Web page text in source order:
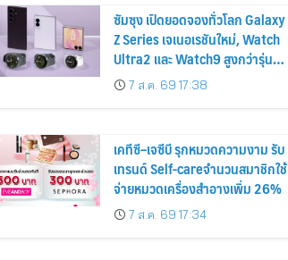
ซัมซุง เปิดยอดจองทั่วโลก Galaxy
Z Series เจเนอเรชันใหม่, Watch
Ultra2 และ Watch9 สูงกว่ารุ่น
ก่อนหน้ากว่า 30%
7 ส.ค. 69 17:38
เคทีซี–เจซีบี รุกหมวดความงาม รับ
เทรนด์ Self-careจำนวนสมาชิกใช้
จ่ายหมวดเครื่องสำอางเพิ่ม 26%
7 ส.ค. 69 17:34